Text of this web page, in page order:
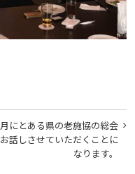
にとある県の老施協の総会
話しさせていただくことに
なります。